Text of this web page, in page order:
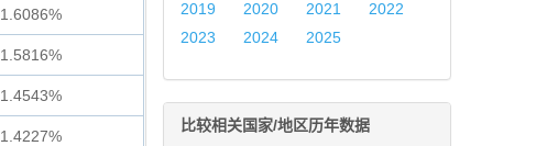
1.6086%
1.5816%
1.4543%
1.4227%
2019
2020 2021
2022
2023
2024 2025
比较相关国家/地区历年数据